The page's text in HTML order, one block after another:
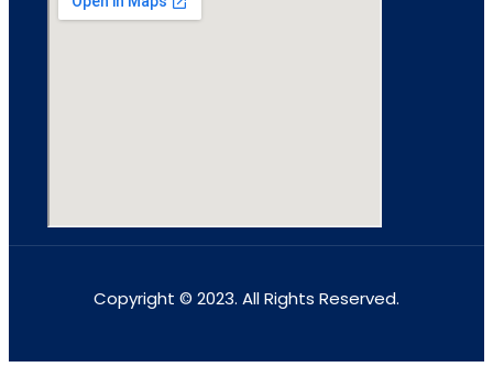
Copyright © 2023. All Rights Reserved.